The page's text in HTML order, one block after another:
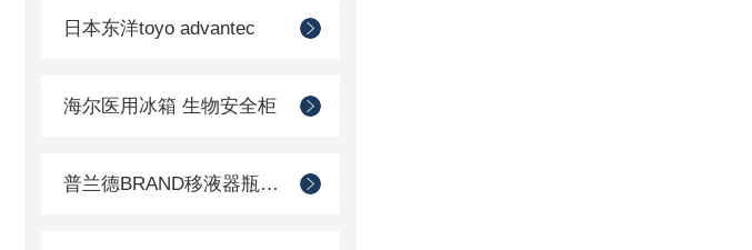
日本东洋toyo advantec
海尔医用冰箱 生物安全柜
普兰德BRAND移液器瓶口分配器